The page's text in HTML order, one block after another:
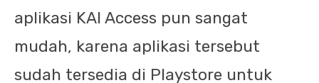
aplikasi KAI Access pun sangat
mudah, karena aplikasi tersebut
sudah tersedia di Playstore untuk